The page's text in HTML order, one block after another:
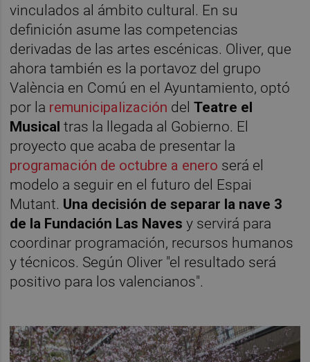
vinculados al ámbito cultural. En su
definición asume las competencias
derivadas de las artes escénicas. Oliver, que
ahora también es la portavoz del grupo
València en Comú en el Ayuntamiento, optó
por la remunicipalización delTeatre el
Musical tras la llegada al Gobierno. El
proyecto que acaba de presentar la
programación de octubre a enero será el
modelo a seguir en el futuro del Espai
Mutant. Una decisión de separar la nave 3
de la Fundación Las Naves y servirá para
coordinar programación, recursos humanos
y técnicos. Según Oliver "el resultado será
positivo para los valencianos".